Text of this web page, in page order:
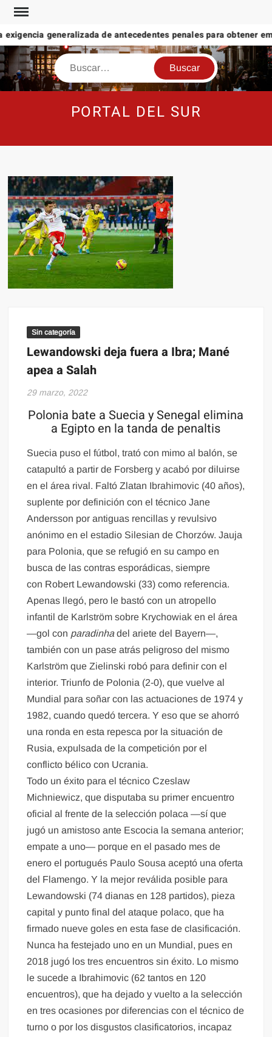
Saltar
contenidogeneralizada de antecedentes penales para obtener
Buscar
PORTAL DEL SUR
Sin categoría
Lewandowski deja fuera a Ibra; Mané
apea a Salah
29 marzo, 2022
Polonia bate a Suecia y Senegal elimina
a Egipto en la tanda de penaltis
Suecia puso el fútbol, trató con mimo al balón, se
catapultó a partir de Forsberg y acabó por diluirse
en el área rival. Faltó Zlatan Ibrahimovic (40 años),
suplente por definición con el técnico Jane
Andersson por antiguas rencillas y revulsivo
anónimo en el estadio Silesian de Chorzów. Jauja
para Polonia, que se refugió en su campo en
busca de las contras esporádicas, siempre
con Robert Lewandowski (33) como referencia.
Apenas llegó, pero le bastó con un atropello
infantil de Karlström sobre Krychowiak en el área
—gol con paradinhadel ariete del Bayern—,
también con un pase atrás peligroso del mismo
Karlström que Zielinski robó para definir con el
interior. Triunfo de Polonia (2-0), que vuelve al
Mundial para soñar con las actuaciones de 1974 y
1982, cuando quedó tercera. Y eso que se ahorró
una ronda en esta repesca por la situación de
Rusia, expulsada de la competición por el
conflicto bélico con Ucrania.
Todo un éxito para el técnico Czeslaw
Michniewicz, que disputaba su primer encuentro
oficial al frente de la selección polaca —sí que
jugó un amistoso ante Escocia la semana anterior;
empate a uno— porque en el pasado mes de
enero el portugués Paulo Sousa aceptó una oferta
del Flamengo. Y la mejor reválida posible para
Lewandowski (74 dianas en 128 partidos), pieza
capital y punto final del ataque polaco, que ha
firmado nueve goles en esta fase de clasificación.
Nunca ha festejado uno en un Mundial, pues en
2018 jugó los tres encuentros sin éxito. Lo mismo
le sucede a Ibrahimovic (62 tantos en 120
encuentros), que ha dejado y vuelto a la selección
en tres ocasiones por diferencias con el técnico de
turno o por los disgustos clasificatorios, incapaz